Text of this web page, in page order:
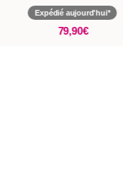
Expédié aujourd'hui*
79,90€